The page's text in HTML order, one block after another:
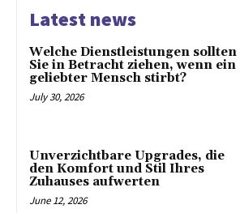
Latest news
Welche Dienstleistungen sollten
Sie in Betracht ziehen, wenn ein
geliebter Mensch stirbt?
July 30, 2026
Unverzichtbare Upgrades, die
den Komfort und Stil Ihres
Zuhauses aufwerten
June 12, 2026